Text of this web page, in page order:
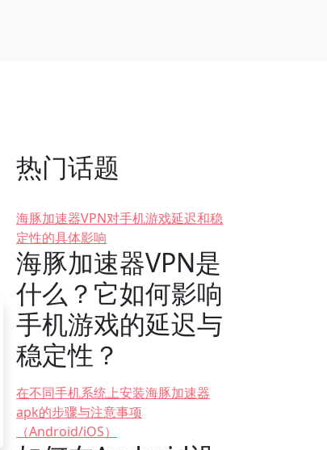
热门话题
海豚加速器VPN对手机游戏延迟和稳
定性的具体影响
海豚加速器VPN是
什么？它如何影响
手机游戏的延迟与
稳定性？
在不同手机系统上安装海豚加速器
apk的步骤与注意事项
（Android/iOS）